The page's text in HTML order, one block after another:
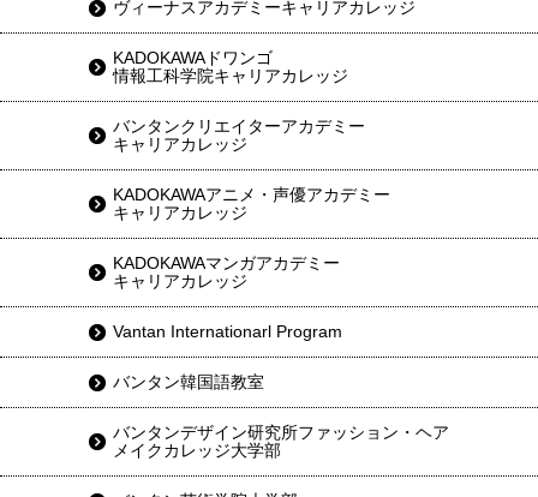
ヴィーナスアカデミーキャリアカレッジ
KADOKAWAドワンゴ
情報工科学院キャリアカレッジ
バンタンクリエイターアカデミー
キャリアカレッジ
KADOKAWAアニメ・声優アカデミー
キャリアカレッジ
KADOKAWAマンガアカデミー
キャリアカレッジ
Vantan Internationarl Program
バンタン韓国語教室
バンタンデザイン研究所ファッション・ヘア
メイクカレッジ大学部